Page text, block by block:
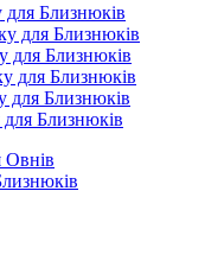
для Близнюків
для Близнюків
для Близнюків
для Близнюків
для Близнюків
Близнюків
Овнів